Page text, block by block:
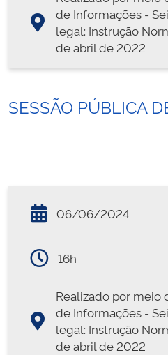
de Informações -
legal: Instrução
de abril de 2022
SESSÃO PÚBLICA
06/06/2024
16h
Realizado por meio
de Informações -
legal: Instrução
de abril de 2022